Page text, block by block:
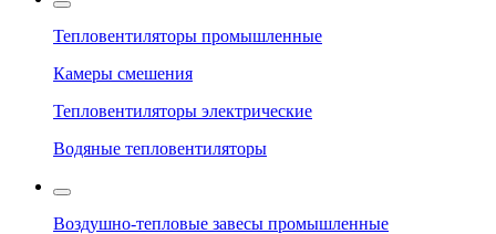
Тепловентиляторы промышленные
Камеры смешения
Тепловентиляторы электрические
Водяные тепловентиляторы
Воздушно-тепловые завесы промышленные